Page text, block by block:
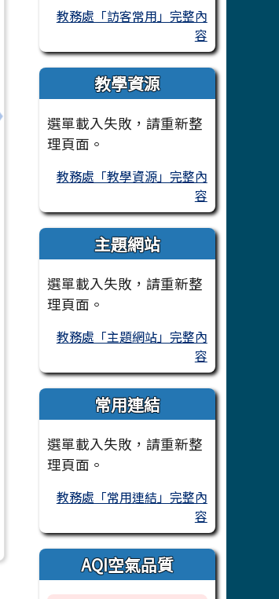
一筆：環保局辦理國小教師淨零教具研習課
教務處「訪客常用」完整內
容
教學資源
選單載入失敗，請重新整
理頁面。
教務處「教學資源」完整內
容
主題網站
選單載入失敗，請重新整
理頁面。
教務處「主題網站」完整內
容
常用連結
選單載入失敗，請重新整
理頁面。
教務處「常用連結」完整內
容
AQI空氣品質